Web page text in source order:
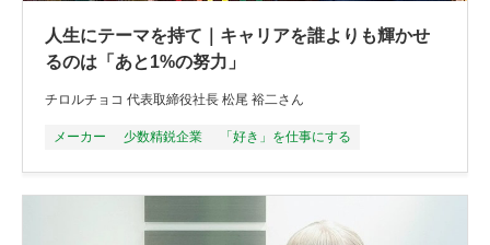
人生にテーマを持て｜キャリアを誰よりも輝かせ
るのは「あと1%の努力」
チロルチョコ 代表取締役社長 松尾 裕二さん
メーカー 少数精鋭企業 「好き」を仕事にする